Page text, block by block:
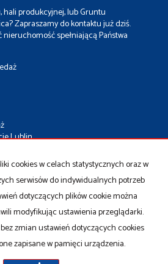
hali produkcyjnej, lub Gruntu
Zapraszamy do kontaktu już dziś.
spełniającą Państwa
Lublin
Lublin
cookies w celach statystycznych oraz w
serwisów do indywidualnych potrzeb
dotyczących plików cookie można
modyfikując ustawienia przeglądarki.
zmian ustawień dotyczących cookies
zapisane w pamięci urządzenia.